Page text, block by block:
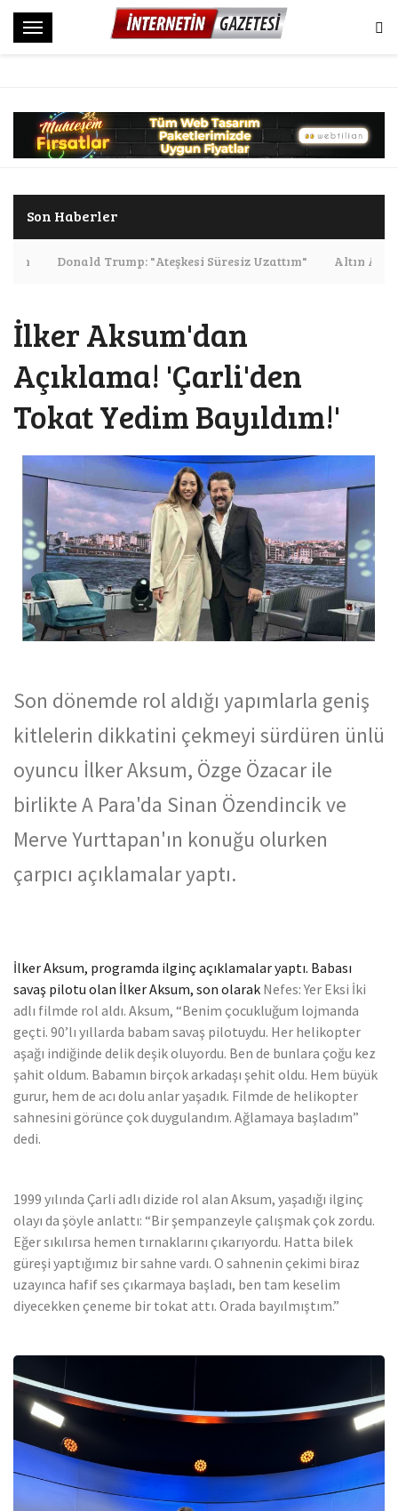
M
Son Haberler
Donald Trump: "Ateşkesi Süresiz Uzattım" Altın
İlker Aksum'dan
Açıklama! 'Çarli'den
Tokat Yedim Bayıldım!'
Son dönemde rol aldığı yapımlarla geniş
kitlelerin dikkatini çekmeyi sürdüren ünlü
oyuncu İlker Aksum, Özge Özacar ile
birlikte A Para'da Sinan Özendincik ve
Merve Yurttapan'ın konuğu olurken
çarpıcı açıklamalar yaptı.
İlker Aksum, programda ilginç açıklamalar yaptı. Babası
savaş pilotu olan İlker Aksum, son olarak Nefes: Yer Eksi İki
adlı filmde rol aldı. Aksum, “Benim çocukluğum lojmanda
geçti. 90’lı yıllarda babam savaş pilotuydu. Her helikopter
aşağı indiğinde delik deşik oluyordu. Ben de bunlara çoğu kez
şahit oldum. Babamın birçok arkadaşı şehit oldu. Hem büyük
gurur, hem de acı dolu anlar yaşadık. Filmde de helikopter
sahnesini görünce çok duygulandım. Ağlamaya başladım”
dedi.
1999 yılında Çarli adlı dizide rol alan Aksum, yaşadığı ilginç
olayı da şöyle anlattı: “Bir şempanzeyle çalışmak çok zordu.
Eğer sıkılırsa hemen tırnaklarını çıkarıyordu. Hatta bilek
güreşi yaptığımız bir sahne vardı. O sahnenin çekimi biraz
uzayınca hafif ses çıkarmaya başladı, ben tam keselim
diyecekken çeneme bir tokat attı. Orada bayılmıştım.”